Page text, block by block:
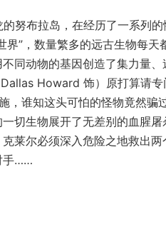
布拉岛，在经历了一系列的
界”，数量繁多的远古生物每
同动物的基因创造了集力量
Howard 饰）原打算请
，谁知这头可怕的怪物竟然骗
切生物展开了无差别的血腥屠
尔必须深入危险之地救出两
手……